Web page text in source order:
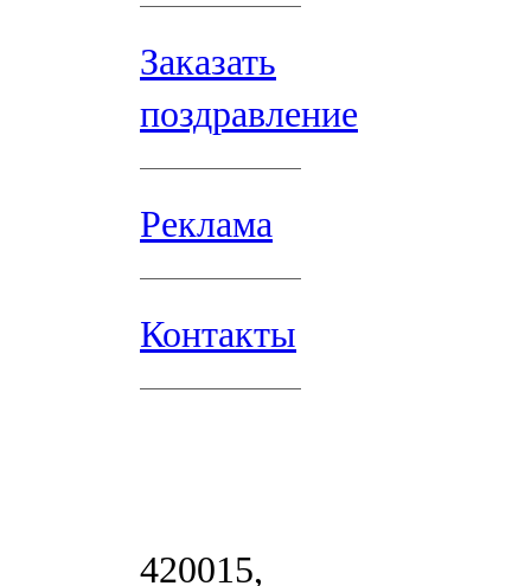
Заказать
поздравление
Реклама
Контакты
420015,